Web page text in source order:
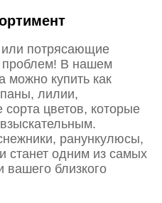
или потрясающие
В нашем
можно купить как
лилии,
цветов, которые
ранункулюсы,
станет одним из самых
близкого